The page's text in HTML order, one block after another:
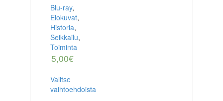
Blu-ray,
Elokuvat,
Historia,
Seikkailu,
Toiminta
5,00€
Valitse
vaihtoehdoista